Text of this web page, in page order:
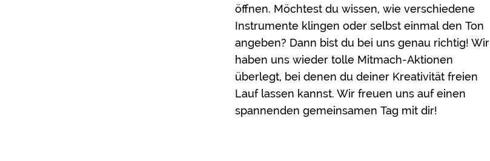
öffnen. Möchtest du wissen, wie verschiedene
Instrumente klingen oder selbst einmal den Ton
angeben? Dann bist du bei uns genau richtig! Wir
haben uns wieder tolle Mitmach-Aktionen
überlegt, bei denen du deiner Kreativität freien
Lauf lassen kannst. Wir freuen uns auf einen
spannenden gemeinsamen Tag mit dir!